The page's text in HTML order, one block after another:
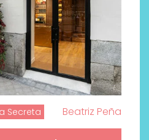
Secreta Beatriz Peña